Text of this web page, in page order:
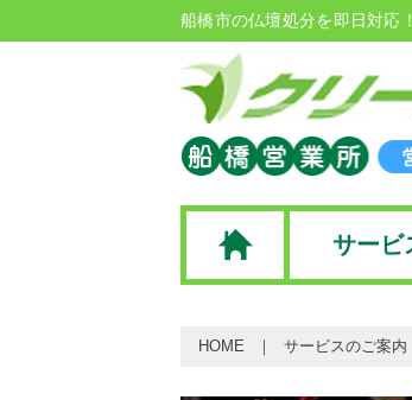
船橋市の仏壇処分を即日対応
サービ
HOME サービスのご案内